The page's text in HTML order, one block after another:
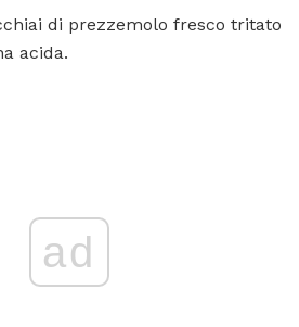
di prezzemolo fresco tritato
acida.
ad